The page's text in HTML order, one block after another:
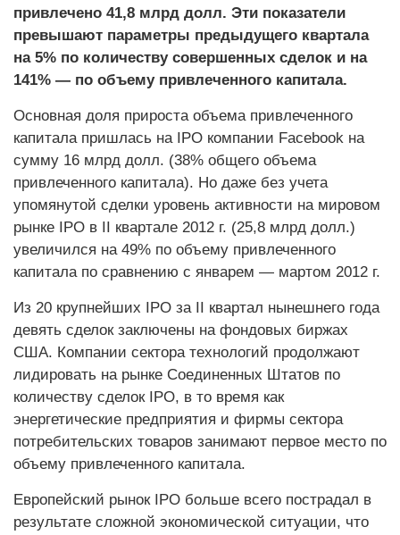
привлечено 41,8 млрд долл. Эти показатели
превышают параметры предыдущего квартала
на 5% по количеству совершенных сделок и на
141% — по объему привлеченного капитала.
Основная доля прироста объема привлеченного
капитала пришлась на IPO компании Facebook на
сумму 16 млрд долл. (38% общего объема
привлеченного капитала). Но даже без учета
упомянутой сделки уровень активности на мировом
рынке IPO в II квартале 2012 г. (25,8 млрд долл.)
увеличился на 49% по объему привлеченного
капитала по сравнению с январем — мартом 2012 г.
Из 20 крупнейших IPO за II квартал нынешнего года
девять сделок заключены на фондовых биржах
США. Компании сектора технологий продолжают
лидировать на рынке Соединенных Штатов по
количеству сделок IPO, в то время как
энергетические предприятия и фирмы сектора
потребительских товаров занимают первое место по
объему привлеченного капитала.
Европейский рынок IPO больше всего пострадал в
результате сложной экономической ситуации, что